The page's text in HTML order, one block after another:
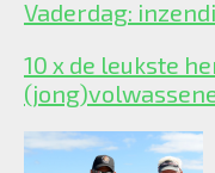
Vaderdag:
10 x de leukste